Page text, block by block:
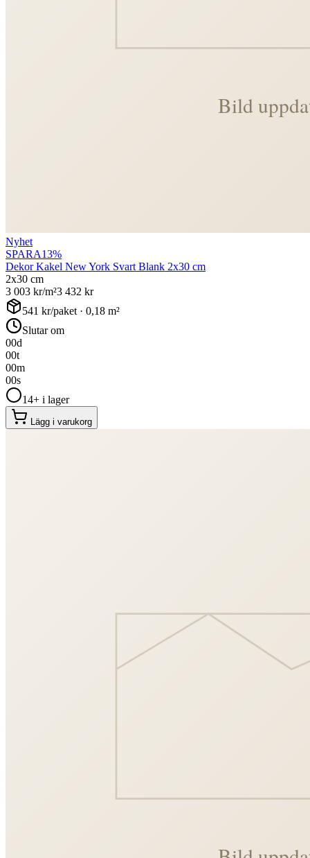
Nyhet
SPARA13%
Dekor Kakel New York Svart Blank 2x30 cm
2x30 cm
3 003 kr/m²3 432 kr
541 kr/paket · 0,18 m²
Slutar om
00d
00t
00m
00s
14+ i lager
Lägg i varukorg